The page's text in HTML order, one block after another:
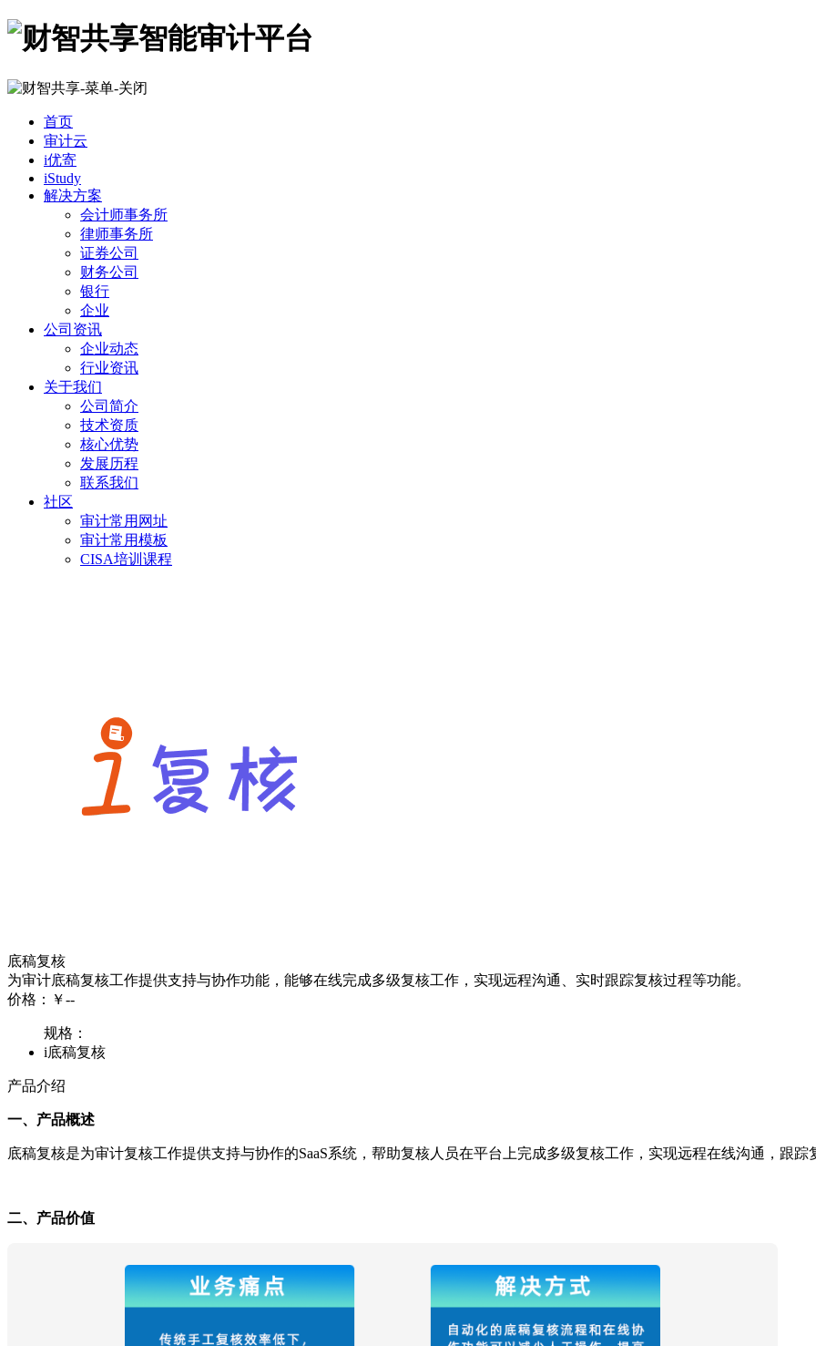
首页
审计云
i优寄
iStudy
解决方案
会计师事务所
律师事务所
证券公司
财务公司
银行
企业
公司资讯
企业动态
行业资讯
关于我们
公司简介
技术资质
核心优势
发展历程
联系我们
社区
审计常用网址
审计常用模板
CISA培训课程
底稿复核
为审计底稿复核工作提供支持与协作功能，能够在线完成多级复核工作，实现远程沟通、实时跟踪复核过程等功能。
价格：
￥--
规格：
i底稿复核
产品介绍
一、产品概述
底稿复核是为审计复核工作提供支持与协作的SaaS系统，帮助复核人员在平台上完成多级复核工作，实现远程在线沟通，跟踪
二、产品价值